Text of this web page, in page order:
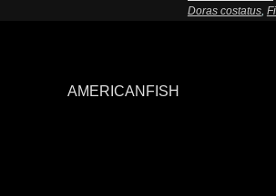
Doras costatus,
AMERICANFISH